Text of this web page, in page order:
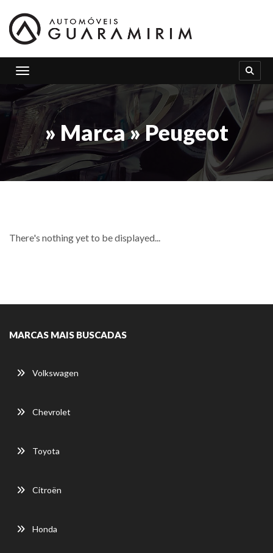
Toggle navigation
» Marca » Peugeot
There's nothing yet to be displayed...
MARCAS MAIS BUSCADAS
Volkswagen
Chevrolet
Toyota
Citroën
Honda